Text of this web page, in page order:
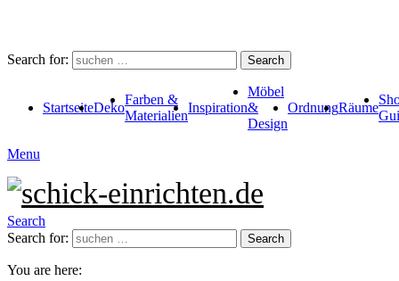
Search for: Search
StartseiteDeko
Farben &
Materialien
Inspiration
Möbel
&
Design
OrdnungRäume
Menu
Search
Search for:
Search
You are here: